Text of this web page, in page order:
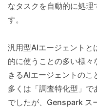
なタスクを自動的に処理
す。
汎用型AIエージェントと
的に使うことの多い様
きるAIエージェントの
多くは「調査特化型」
でしたが、Genspark ス